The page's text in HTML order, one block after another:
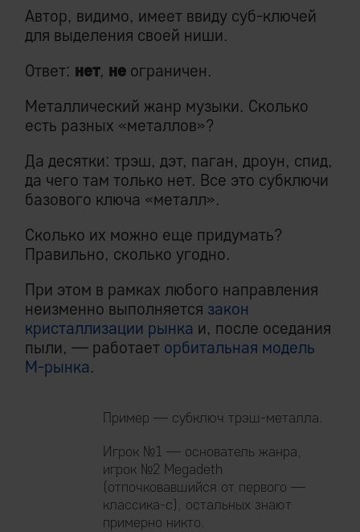
Автор, видимо, имеет ввиду суб-ключей
для выделения своей ниши.
Ответ: нет, не ограничен.
Металлический жанр музыки. Сколько
есть разных «металлов»?
Да десятки: трэш, дэт, паган, дроун, спид,
да чего там только нет. Все это субключи
базового ключа «металл».
Сколько их можно еще придумать?
Правильно, сколько угодно.
При этом в рамках любого направления
неизменно выполняется закон
кристаллизации рынка и, после оседания
пыли, — работает орбитальная модель
М-рынка.
Пример — субключ трэш-металла.
Игрок №1 — основатель жанра,
игрок №2 Megadeth
(отпочковавшийся от первого —
классика-с), остальных знают
примерно никто.